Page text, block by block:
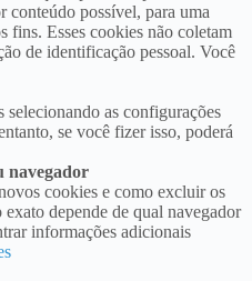
conteúdo possível, para uma
fins. Esses cookies não coletam
de identificação pessoal. Você
selecionando as configurações
se você fizer isso, poderá
navegador
cookies e como excluir os
depende de qual navegador
informações adicionais